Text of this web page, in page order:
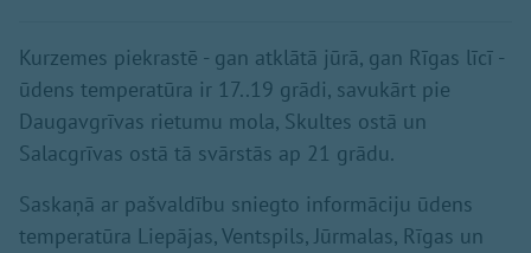
Kurzemes piekrastē - gan atklātā jūrā, gan Rīgas līcī -
ūdens temperatūra ir 17..19 grādi, savukārt pie
Daugavgrīvas rietumu mola, Skultes ostā un
Salacgrīvas ostā tā svārstās ap 21 grādu.
Saskaņā ar pašvaldību sniegto informāciju ūdens
temperatūra Liepājas, Ventspils, Jūrmalas, Rīgas un